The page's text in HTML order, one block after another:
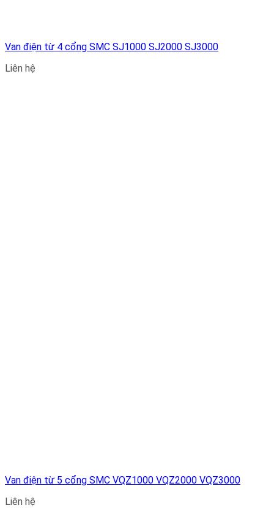
Van điện từ 4 cổng SMC SJ1000 SJ2000 SJ3000
Liên hệ
Van điện từ 5 cổng SMC VQZ1000 VQZ2000 VQZ3000
Liên hệ